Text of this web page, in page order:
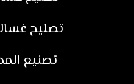
تصليح
تصنيع